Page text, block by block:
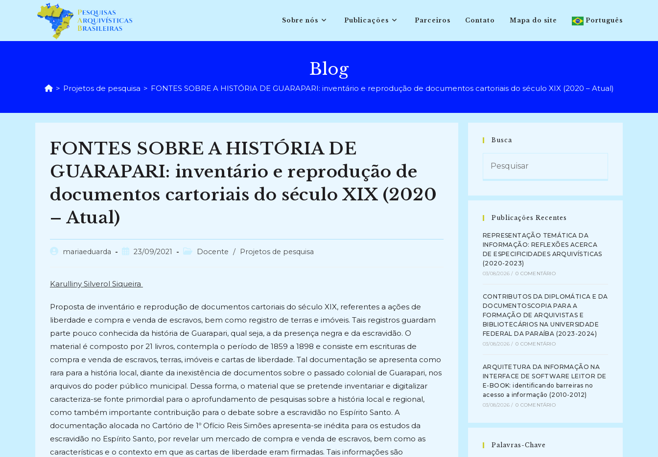
conteúdo
Sobre nós Publicações Parceiros Contato Mapa do site Português
Blog
> Projetos de pesquisa > FONTES SOBRE A HISTÓRIA DE GUARAPARI: inventário e reprodução de documentos cartoriais do século XIX (2020 – Atual)
FONTES SOBRE A HISTÓRIA DE
GUARAPARI: inventário e reprodução de
documentos cartoriais do século XIX (2020
– Atual)
Autormariaeduarda
Post23/09/2021
Categoria
Docente / Projetos de pesquisa
Karulliny Silverol Siqueira
Proposta de inventário e reprodução de documentos cartoriais do século XIX, referentes a ações de
liberdade e compra e venda de escravos, bem como registro de terras e imóveis. Tais registros guardam
parte pouco conhecida da história de Guarapari, qual seja, a da presença negra e da escravidão. O
material é composto por 21 livros, contempla o período de 1859 a 1898 e consiste em escrituras de
compra e venda de escravos, terras, imóveis e cartas de liberdade. Tal documentação se apresenta como
rara para a história local, diante da inexistência de documentos sobre o passado colonial de Guarapari, nos
arquivos do poder público municipal. Dessa forma, o material que se pretende inventariar e digitalizar
caracteriza-se fonte primordial para o aprofundamento de pesquisas sobre a história local e regional,
como também importante contribuição para o debate sobre a escravidão no Espírito Santo. A
documentação alocada no Cartório de 1º Ofício Reis Simões apresenta-se inédita para os estudos da
escravidão no Espírito Santo, por revelar um mercado de compra e venda de escravos, bem como as
características e o contexto em que as cartas de liberdade eram firmadas. Tais informações são
Busca
Publicações Recentes
REPRESENTAÇÃO TEMÁTICA DA
INFORMAÇÃO: REFLEXÕES ACERCA
DE ESPECIFICIDADES ARQUIVÍSTICAS
(2020-2023)
03/08/2026 / 0 COMENTÁRIO
CONTRIBUTOS DA DIPLOMÁTICA E DA
DOCUMENTOSCOPIA PARA A
FORMAÇÃO DE ARQUIVISTAS E
BIBLIOTECÁRIOS NA UNIVERSIDADE
FEDERAL DA PARAÍBA (2023-2024)
03/08/2026 / 0 COMENTÁRIO
ARQUITETURA DA INFORMAÇÃO NA
INTERFACE DE SOFTWARE LEITOR DE
E-BOOK: identificando barreiras no
acesso a informação (2010-2012)
03/08/2026 / 0 COMENTÁRIO
Palavras-Chave